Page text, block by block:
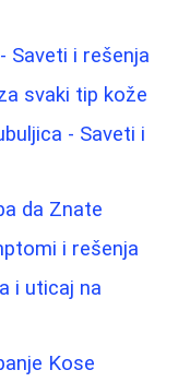
Saveti i rešenja
svaki tip kože
- Saveti i
da Znate
i rešenja
i uticaj na
Kose